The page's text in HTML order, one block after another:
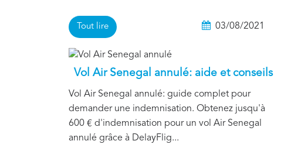
Tout lire 03/08/2021
Vol Air Senegal annulé: aide et conseils
Vol Air Senegal annulé: guide complet pour
demander une indemnisation. Obtenez jusqu'à
600 € d'indemnisation pour un vol Air Senegal
annulé grâce à DelayFlig...